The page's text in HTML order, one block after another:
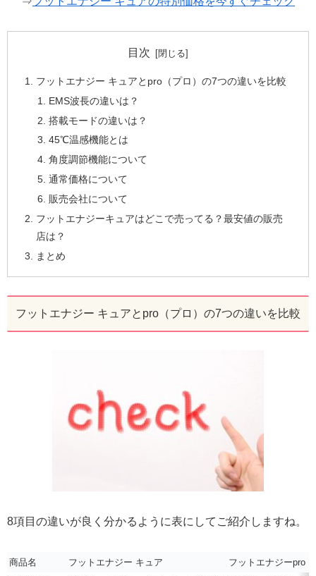
目次
フットエナジー キュアとpro（プロ）の7つの違いを比較
EMS波長の違いは？
搭載モードの違いは？
45℃温感機能とは
角度調節機能について
通常価格について
販売会社について
フットエナジーキュアはどこで売ってる？最安値の販売
店は？
まとめ
フットエナジー キュアとpro（プロ）の7つの違いを比較
8項目の違いが良く分かるように表にしてご紹介しますね。
商品名 フットエナジー キュア
フットエナジーpro